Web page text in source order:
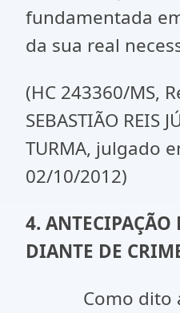
fundamentada
da sua real
(HC 243360/MS,
SEBASTIÃO REIS
TURMA, julgado
02/10/2012)
4. ANTECIPAÇÃO
DIANTE DE
Como dito